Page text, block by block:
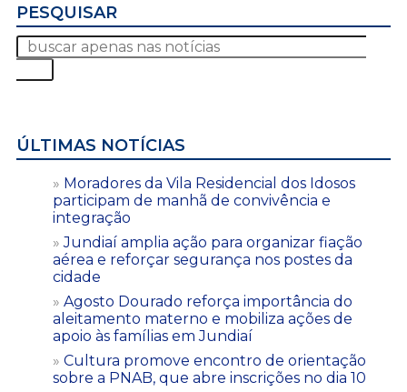
PESQUISAR
ÚLTIMAS NOTÍCIAS
Moradores da Vila Residencial dos Idosos
participam de manhã de convivência e
integração
Jundiaí amplia ação para organizar fiação
aérea e reforçar segurança nos postes da
cidade
Agosto Dourado reforça importância do
aleitamento materno e mobiliza ações de
apoio às famílias em Jundiaí
Cultura promove encontro de orientação
sobre a PNAB, que abre inscrições no dia 10